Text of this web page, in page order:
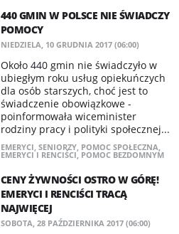
440 GMIN W POLSCE NIE ŚWIADCZY
POMOCY
NIEDZIELA, 10 GRUDNIA 2017 (06:00)
Około 440 gmin nie świadczyło w
ubiegłym roku usług opiekuńczych
dla osób starszych, choć jest to
świadczenie obowiązkowe -
poinformowała wiceminister
rodziny pracy i polityki społecznej...
EMERYCI, SENIORZY, POMOC SPOŁECZNA,
EMERYCI I RENCIŚCI, POMOC BEZDOMNYM
CENY ŻYWNOŚCI OSTRO W GÓRĘ!
EMERYCI I RENCIŚCI TRACĄ
NAJWIĘCEJ
SOBOTA, 28 PAŹDZIERNIKA 2017 (06:00)